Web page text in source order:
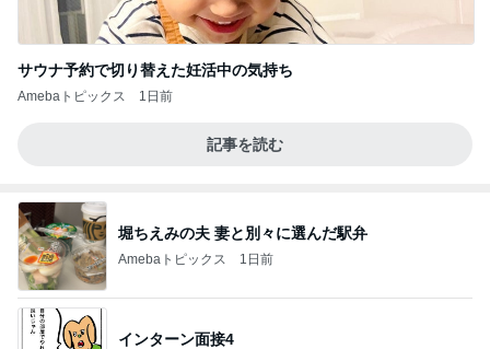
サウナ予約で切り替えた妊活中の気持ち
Amebaトピックス 1日前
記事を読む
堀ちえみの夫 妻と別々に選んだ駅弁
Amebaトピックス 1日前
インターン面接4